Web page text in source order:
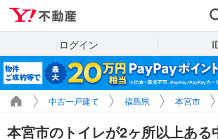
ログイン
中古一戸建て 福島県 本宮市
本宮市のトイレが2ヶ所以上ある